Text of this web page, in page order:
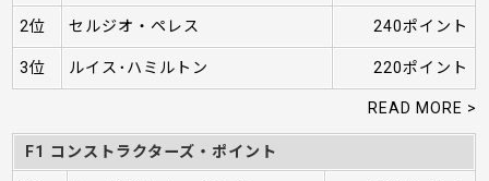
2位 セルジオ・ペレス 240ポイント
3位 ルイス･ハミルトン 220ポイント
READ MORE >
F1 コンストラクターズ・ポイント